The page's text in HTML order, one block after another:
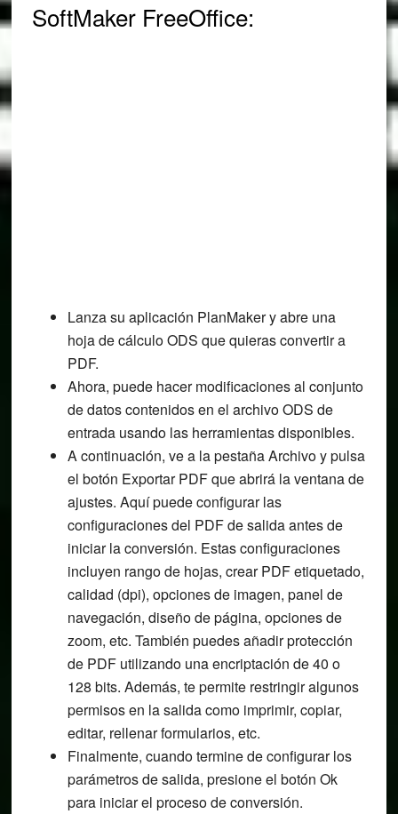
SoftMaker FreeOffice:
Lanza su aplicación PlanMaker y abre una
hoja de cálculo ODS que quieras convertir a
PDF.
Ahora, puede hacer modificaciones al conjunto
de datos contenidos en el archivo ODS de
entrada usando las herramientas disponibles.
A continuación, ve a la pestaña Archivo y pulsa
el botón Exportar PDF que abrirá la ventana de
ajustes. Aquí puede configurar las
configuraciones del PDF de salida antes de
iniciar la conversión. Estas configuraciones
incluyen rango de hojas, crear PDF etiquetado,
calidad (dpi), opciones de imagen, panel de
navegación, diseño de página, opciones de
zoom, etc. También puedes añadir protección
de PDF utilizando una encriptación de 40 o
128 bits. Además, te permite restringir algunos
permisos en la salida como imprimir, copiar,
editar, rellenar formularios, etc.
Finalmente, cuando termine de configurar los
parámetros de salida, presione el botón Ok
para iniciar el proceso de conversión.